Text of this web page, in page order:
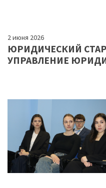
2 июня 2026
ЮРИДИЧЕСКИЙ
УПРАВЛЕНИЕ